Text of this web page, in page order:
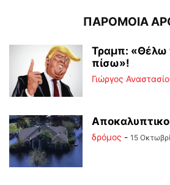
ΠΑΡΟΜΟΙΑ
Τραμπ: «Θέλω
πίσω»!
Γιώργος
δρόμος - 15